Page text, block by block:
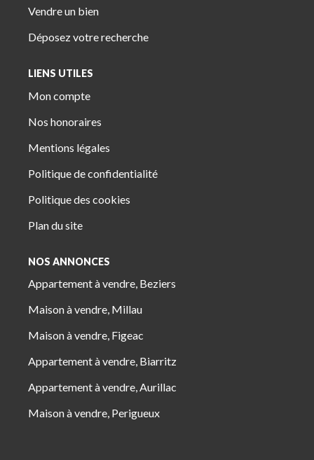
Vendre un bien
Déposez votre recherche
LIENS UTILES
Mon compte
Nos honoraires
Mentions légales
Politique de confidentialité
Politique des cookies
Plan du site
NOS ANNONCES
Appartement à vendre, Beziers
Maison à vendre, Millau
Maison à vendre, Figeac
Appartement à vendre, Biarritz
Appartement à vendre, Aurillac
Maison à vendre, Perigueux